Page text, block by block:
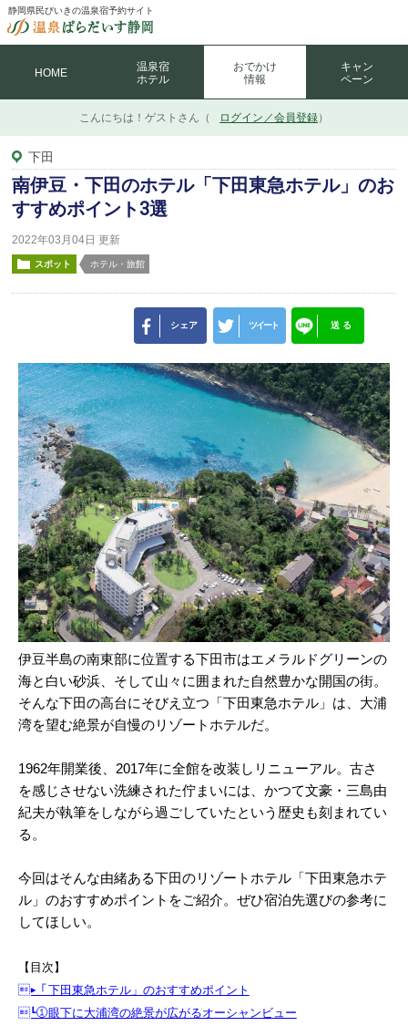
静岡県民びいきの温泉宿予約サイト
HOME
温泉宿
ホテル
おでかけ
情報
キャン
ペーン
こんにちは！ ゲストさん（ ログイン／会員登録）
下田
南伊豆・下田のホテル「下田東急ホテル」のお
すすめポイント3選
2022年03月04日 更新
スポット ホテル・旅館
シェア ツイート 送 る
伊豆半島の南東部に位置する下田市はエメラルドグリーンの
海と白い砂浜、そして山々に囲まれた自然豊かな開国の街。
そんな下田の高台にそびえ立つ「下田東急ホテル」は、大浦
湾を望む絶景が自慢のリゾートホテルだ。
1962年開業後、2017年に全館を改装しリニューアル。古さ
を感じさせない洗練された佇まいには、かつて文豪・三島由
紀夫が執筆をしながら過ごしていたという歴史も刻まれてい
る。
今回はそんな由緒ある下田のリゾートホテル「下田東急ホテ
ル」のおすすめポイントをご紹介。ぜひ宿泊先選びの参考に
してほしい。
【目次】
▶︎「下田東急ホテル」のおすすめポイント
┗①眼下に大浦湾の絶景が広がるオーシャンビュー